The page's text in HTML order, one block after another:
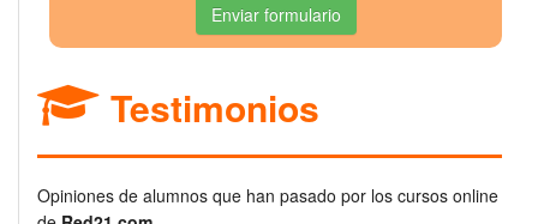
Enviar formulario
Testimonios
Opiniones de alumnos que han pasado por los cursos online